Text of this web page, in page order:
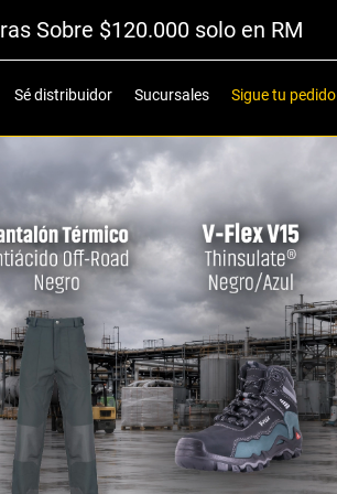
Sobre $120.000 solo en RM
Sé distribuidor Sucursales Sigue tu pedido